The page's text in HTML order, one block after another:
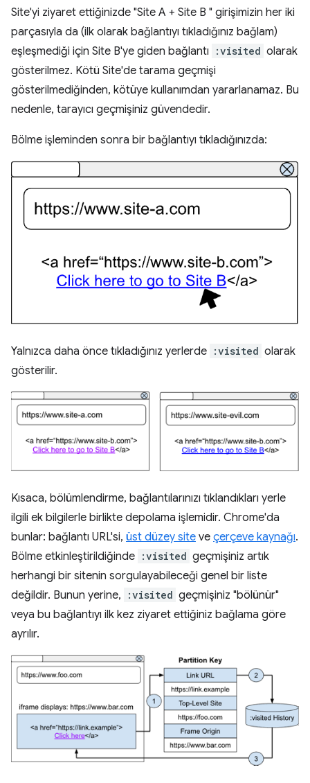
Site'yi ziyaret ettiğinizde "Site A + Site B " girişimizin her iki
parçasıyla da (ilk olarak bağlantıyı tıkladığınız bağlam)
eşleşmediği için Site B'ye giden bağlantı
:visited olarak
gösterilmez. Kötü Site'de tarama geçmişi
gösterilmediğinden, kötüye kullanımdan yararlanamaz. Bu
nedenle, tarayıcı geçmişiniz güvendedir.
Bölme işleminden sonra bir bağlantıyı tıkladığınızda:
Yalnızca daha önce tıkladığınız yerlerde :visited olarak
gösterilir.
Kısaca, bölümlendirme, bağlantılarınızı tıklandıkları yerle
ilgili ek bilgilerle birlikte depolama işlemidir. Chrome'da
bunlar: bağlantı URL'si, üst düzey site ve çerçeve kaynağı.
Bölme etkinleştirildiğinde :visited geçmişiniz artık
herhangi bir sitenin sorgulayabileceği genel bir liste
değildir. Bunun yerine,
:visited geçmişiniz "bölünür"
veya bu bağlantıyı ilk kez ziyaret ettiğiniz bağlama göre
ayrılır.